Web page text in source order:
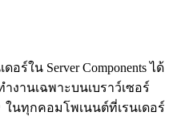
อร์ใน Server Components ได้
ทำงานเฉพาะบนเบราว์เซอร์
ในทุกคอมโพเนนต์ที่เรนเดอร์